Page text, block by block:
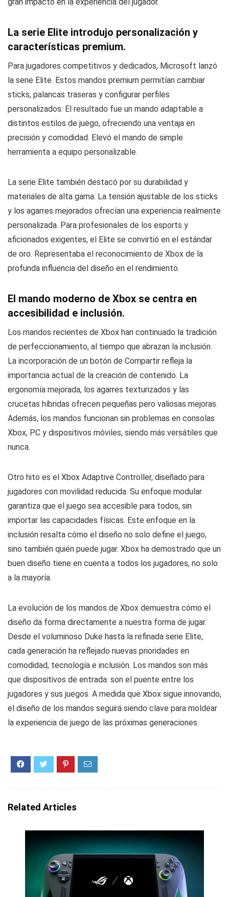
La serie Elite introdujo personalización y
características premium.
Para jugadores competitivos y dedicados, Microsoft lanzó
la serie Elite. Estos mandos premium permitían cambiar
sticks, palancas traseras y configurar perfiles
personalizados. El resultado fue un mando adaptable a
distintos estilos de juego, ofreciendo una ventaja en
precisión y comodidad. Elevó el mando de simple
herramienta a equipo personalizable.
La serie Elite también destacó por su durabilidad y
materiales de alta gama. La tensión ajustable de los sticks
y los agarres mejorados ofrecían una experiencia realmente
personalizada. Para profesionales de los esports y
aficionados exigentes, el Elite se convirtió en el estándar
de oro. Representaba el reconocimiento de Xbox de la
profunda influencia del diseño en el rendimiento.
El mando moderno de Xbox se centra en
accesibilidad e inclusión.
Los mandos recientes de Xbox han continuado la tradición
de perfeccionamiento, al tiempo que abrazan la inclusión.
La incorporación de un botón de Compartir refleja la
importancia actual de la creación de contenido. La
ergonomía mejorada, los agarres texturizados y las
crucetas híbridas ofrecen pequeñas pero valiosas mejoras.
Además, los mandos funcionan sin problemas en consolas
Xbox, PC y dispositivos móviles, siendo más versátiles que
nunca.
Otro hito es el Xbox Adaptive Controller, diseñado para
jugadores con movilidad reducida. Su enfoque modular
garantiza que el juego sea accesible para todos, sin
importar las capacidades físicas. Este enfoque en la
inclusión resalta cómo el diseño no solo define el juego,
sino también quién puede jugar. Xbox ha demostrado que un
buen diseño tiene en cuenta a todos los jugadores, no solo
a la mayoría.
La evolución de los mandos de Xbox demuestra cómo el
diseño da forma directamente a nuestra forma de jugar.
Desde el voluminoso Duke hasta la refinada serie Elite,
cada generación ha reflejado nuevas prioridades en
comodidad, tecnología e inclusión. Los mandos son más
que dispositivos de entrada: son el puente entre los
jugadores y sus juegos. A medida que Xbox sigue innovando,
el diseño de los mandos seguirá siendo clave para moldear
la experiencia de juego de las próximas generaciones.
Related Articles